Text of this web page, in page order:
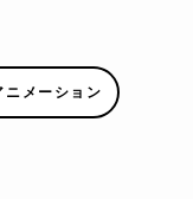
ニメーション